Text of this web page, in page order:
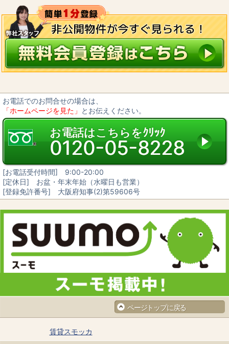
お電話でのお問合せの場合は、
「ホームページを見た」 とお伝えください。
お電話はこちらをｸﾘｯｸ
0120-05-8228
[お電話受付時間] 9:00-20:00
[定休日] お盆・年末年始（水曜日も営業）
[登録免許番号] 大阪府知事(2)第59606号
ページトップに戻る
賃貸スモッカ